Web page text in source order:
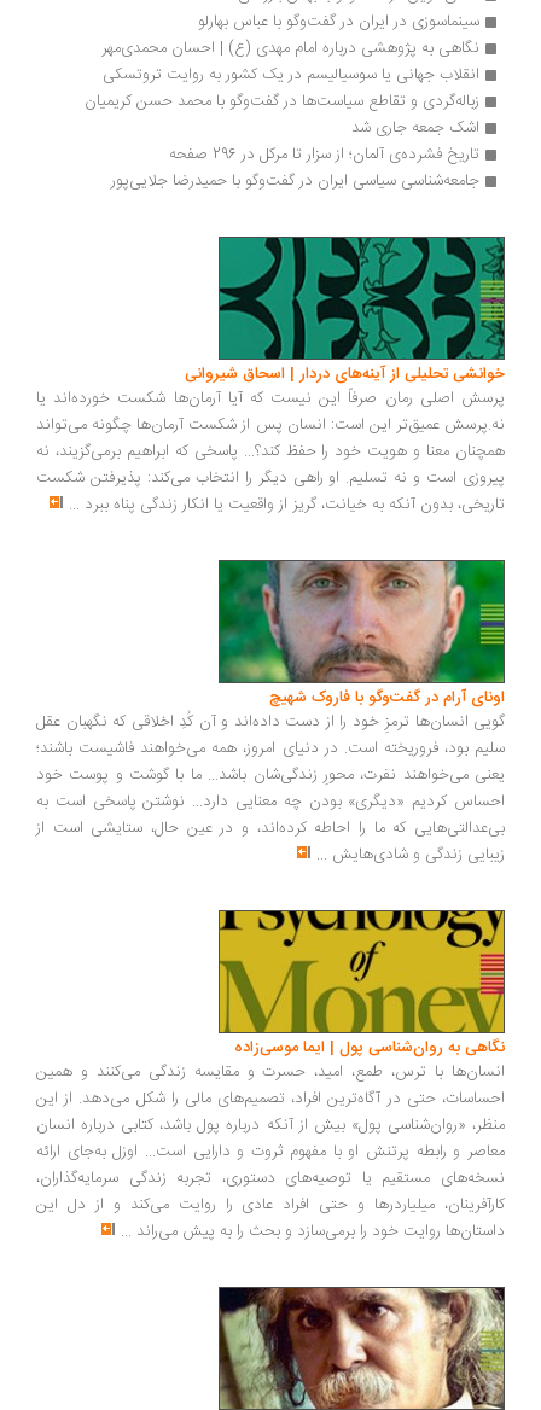
سینماسوزی در ایران در گفت‌وگو با عباس بهارلو
نگاهی به پژوهشی درباره امام مهدی (ع) | احسان محمدی‌مهر
انقلاب جهانی یا سوسیالیسم در یک کشور به روایت تروتسکی
زباله‌گردی و تقاطع سیاست‌ها در گفت‌وگو با محمد حسن کریمیان
اشک جمعه جاری شد
تاریخ فشرده‌ی آلمان؛ از سزار تا مرکل در 296 صفحه
جامعه‌شناسی سیاسی ایران در گفت‌وگو با حمیدرضا جلایی‌پور
تحلیلی از آینه‌های دردار | اسحاق شیروانی
اصلی رمان صرفاً این نیست که آیا آرمان‌ها شکست خورده‌اند یا
عمیق‌تر این است: انسان پس از شکست آرمان‌ها چگونه می‌تواند
معنا و هویت خود را حفظ کند؟... پاسخی که ابراهیم برمی‌گزیند، نه
است و نه تسلیم. او راهی دیگر را انتخاب می‌کند: پذیرفتن شکست
بدون آنکه به خیانت، گریز از واقعیت یا انکار زندگی پناه ببرد...
آرام در گفت‌وگو با فاروک شهیچ‭
انسان‌ها ترمزِ خود را از دست داده‌اند و آن کُدِ اخلاقی که نگهبان عقل
بود، فروریخته است. در دنیای امروز، همه می‌خواهند فاشیست باشند؛
می‌خواهند نفرت، محورِ زندگی‌شان باشد... ما با گوشت و پوست خود
کردیم «دیگری» بودن چه معنایی دارد... نوشتن پاسخی است به
که ما را احاطه کرده‌اند، و در عین حال، ستایشی است از
زندگی و شادی‌هایش...
به روان‌شناسی پول | ایما موسی‌زاده
با ترس، طمع، امید، حسرت و مقایسه زندگی می‌کنند و همین
حتی در آگاه‌ترین افراد، تصمیم‌های مالی را شکل می‌دهد. از این
«روان‌شناسی پول» بیش از آنکه درباره پول باشد، کتابی درباره انسان
و رابطه پرتنش او با مفهوم ثروت و دارایی است... اوزل به‌جای ارائه
مستقیم یا توصیه‌های دستوری، تجربه زندگی سرمایه‌گذاران،
میلیاردرها و حتی افراد عادی را روایت می‌کند و از دل این
روایت خود را برمی‌سازد و بحث را به پیش می‌راند ...